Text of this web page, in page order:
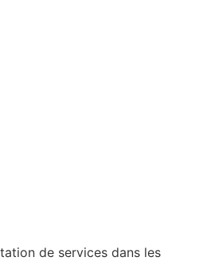
de services dans les